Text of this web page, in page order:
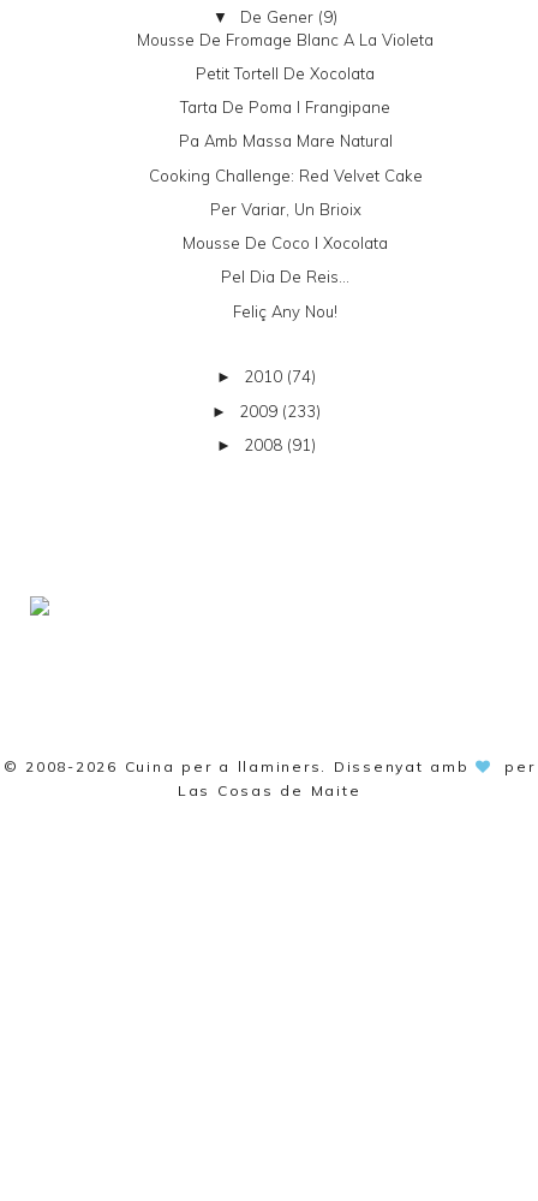
▼ De Gener (9)
Mousse De Fromage Blanc A La Violeta
Petit Tortell De Xocolata
Tarta De Poma I Frangipane
Pa Amb Massa Mare Natural
Cooking Challenge: Red Velvet Cake
Per Variar, Un Brioix
Mousse De Coco I Xocolata
Pel Dia De Reis...
Feliç Any Nou!
► 2010 (74)
► 2009 (233)
► 2008 (91)
© 2008-2026 Cuina per a llaminers . Dissenyat amb
per
Las Cosas de Maite